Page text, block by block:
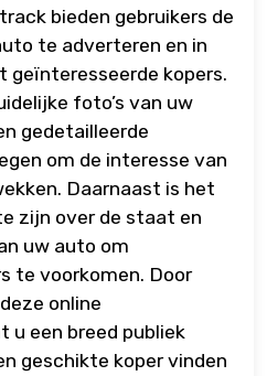
bieden gebruikers de
te adverteren en in
kopers.
foto’s van uw
gedetailleerde
om de interesse van
Daarnaast is het
zijn over de staat en
uw auto om
te voorkomen. Door
online
een breed publiek
geschikte koper vinden